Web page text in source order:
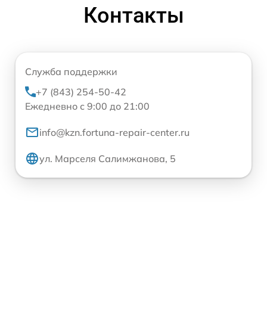
Контакты
Служба поддержки
+7 (843) 254-50-42
Ежедневно с 9:00 до 21:00
info@kzn.fortuna-repair-center.ru
ул. Марселя Салимжанова, 5